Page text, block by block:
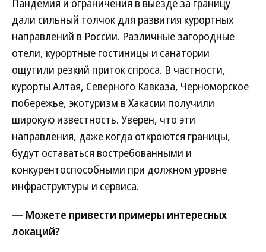
Пандемия и ограничения в выезде за границу
дали сильный толчок для развития курортных
направлений в России. Различные загородные
отели, курортные гостиницы и санатории
ощутили резкий приток спроса. В частности,
курорты Алтая, Северного Кавказа, Черноморское
побережье, экотуризм в Хакасии получили
широкую известность. Уверен, что эти
направления, даже когда откроются границы,
будут оставаться востребованными и
конкурентоспособными при должном уровне
инфраструктуры и сервиса.
— Можете привести примеры интересных
локаций?